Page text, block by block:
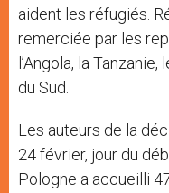
aident les réfugiés.
remerciée par les
l’Angola, la
du Sud.
Les auteurs de la
24 février, jour du
Pologne a accueilli